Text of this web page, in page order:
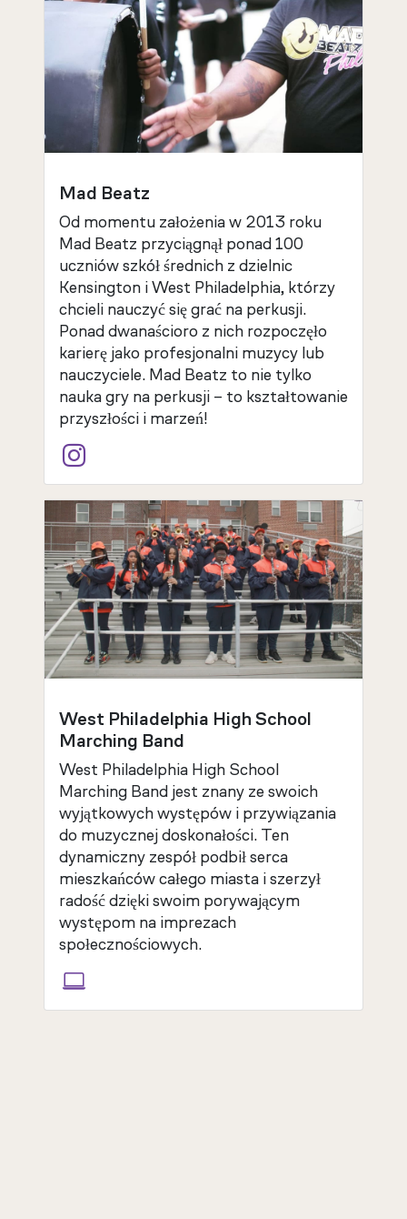
Mad Beatz
Od momentu założenia w 2013 roku
Mad Beatz przyciągnął ponad 100
uczniów szkół średnich z dzielnic
Kensington i West Philadelphia, którzy
chcieli nauczyć się grać na perkusji.
Ponad dwanaścioro z nich rozpoczęło
karierę jako profesjonalni muzycy lub
nauczyciele. Mad Beatz to nie tylko
nauka gry na perkusji – to kształtowanie
przyszłości i marzeń!
West Philadelphia High School
Marching Band
West Philadelphia High School
Marching Band jest znany ze swoich
wyjątkowych występów i przywiązania
do muzycznej doskonałości. Ten
dynamiczny zespół podbił serca
mieszkańców całego miasta i szerzył
radość dzięki swoim porywającym
występom na imprezach
społecznościowych.